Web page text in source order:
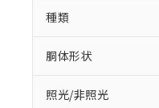
種類
胴体形状
照光/非照光